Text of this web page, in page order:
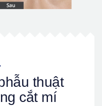
thuật
cắt mí